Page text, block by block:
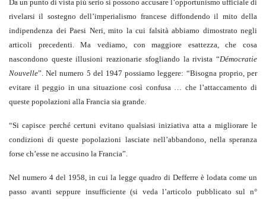
Da un punto di vista più serio si possono accusare l’opportunismo ufficiale di
rivelarsi il sostegno dell’imperialismo francese diffondendo il mito della
indipendenza dei Paesi Neri, mito la cui falsità abbiamo dimostrato negli
articoli precedenti. Ma vediamo, con maggiore esattezza, che cosa
nascondono queste illusioni reazionarie sfogliando la rivista “Démocratie
Nouvelle”. Nel numero 5 del 1947 possiamo leggere: “Bisogna proprio, per
evitare il peggio in una situazione così confusa … che l’attaccamento di
queste popolazioni alla Francia sia grande.
“Si capisce perché certuni evitano qualsiasi iniziativa atta a migliorare le
condizioni di queste popolazioni lasciate nell’abbandono, nella speranza
forse ch’esse ne accusino la Francia”.
Nel numero 4 del 1958, in cui la legge quadro di Defferre è lodata come un
passo avanti seppure insufficiente (si veda l’articolo pubblicato sul n°